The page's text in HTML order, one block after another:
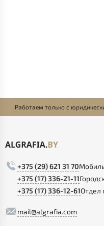
Работаем только с
+375 (29) 621 31 70
+375 (17) 336-21-11
+375 (17) 336-12-61Отдел
mail@algrafia.com